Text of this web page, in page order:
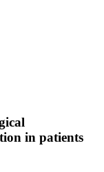
in patients